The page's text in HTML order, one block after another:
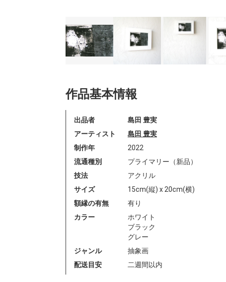
作品基本情報
出品者
島田 豊実
アーティスト
島田 豊実
制作年
2022
流通種別
プライマリー（新品）
技法
アクリル
サイズ
15cm(縦) x 20cm(横)
額縁の有無
有り
カラー
ホワイト
ブラック
グレー
ジャンル
抽象画
配送目安
二週間以内